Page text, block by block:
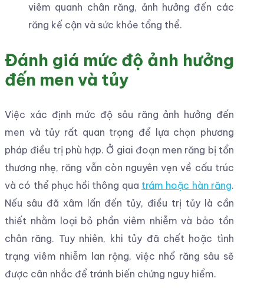
viêm quanh chân răng, ảnh hưởng đến các
răng kế cận và sức khỏe tổng thể.
Đánh giá mức độ ảnh hưởng
đến men và tủy
Việc xác định mức độ sâu răng ảnh hưởng đến
men và tủy rất quan trọng để lựa chọn phương
pháp điều trị phù hợp. Ở giai đoạn men răng bị tổn
thương nhẹ, răng vẫn còn nguyên vẹn về cấu trúc
và có thể phục hồi thông qua trám hoặc hàn răng.
Nếu sâu đã xâm lấn đến tủy, điều trị tủy là cần
thiết nhằm loại bỏ phần viêm nhiễm và bảo tồn
chân răng. Tuy nhiên, khi tủy đã chết hoặc tình
trạng viêm nhiễm lan rộng, việc nhổ răng sâu sẽ
được cân nhắc để tránh biến chứng nguy hiểm.